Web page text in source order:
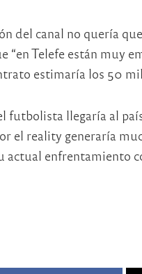
del canal no quería
“en Telefe están muy
estimaría los 50
futbolista llegaría al
el reality generaría
actual enfrentamiento